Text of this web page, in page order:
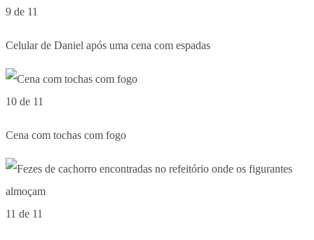
9 de 11
Celular de Daniel após uma cena com espadas
10 de 11
Cena com tochas com fogo
11 de 11